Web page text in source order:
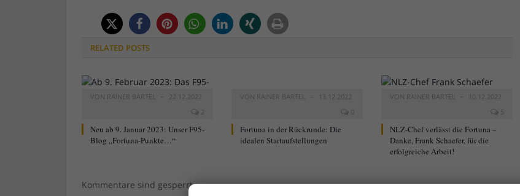
RELATED POSTS
VON RAINER BARTEL
22.12.2022
2
Neu ab 9. Januar 2023: Unser F95-
Blog „Fortuna-Punkte…“
VON RAINER BARTEL
13.12.2022
0
Fortuna in der Rückrunde: Die
idealen Startaufstellungen
VON RAINER BARTEL
10.12.2022
5
NLZ-Chef verlässt die Fortuna –
Danke, Frank Schaefer, für die
erfolgreiche Arbeit!
Kommentare sind gesperrt.